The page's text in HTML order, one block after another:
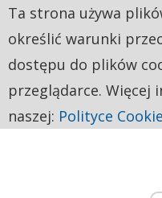
Ta strona używa
określić warunki
dostępu do plików
przeglądarce. Więcej
naszej: Polityce